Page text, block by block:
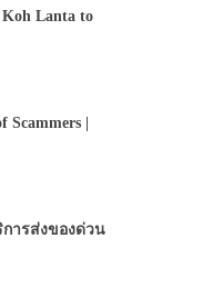
Lanta to
|
ารส่งของด่วน